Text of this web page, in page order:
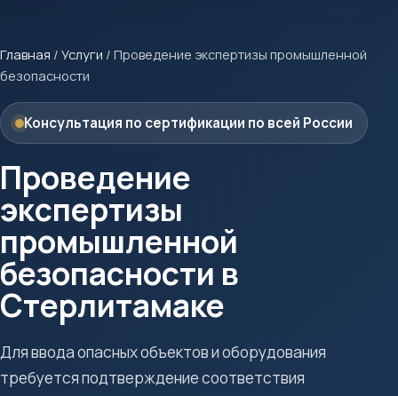
Главная / Услуги / Проведение экспертизы промышленной
безопасности
Консультация по сертификации по всей России
Проведение
экспертизы
промышленной
безопасности в
Стерлитамаке
Для ввода опасных объектов и оборудования
требуется подтверждение соответствия